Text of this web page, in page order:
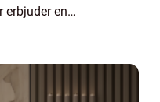
erbjuder en